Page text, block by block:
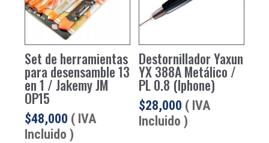
Set de herramientas
para desensamble 13
en 1 / Jakemy JM
OP15
$48,000 ( IVA
Incluido )
Destornillador Yaxun
YX 388A Metálico /
PL 0.8 (Iphone)
$28,000 ( IVA
Incluido )